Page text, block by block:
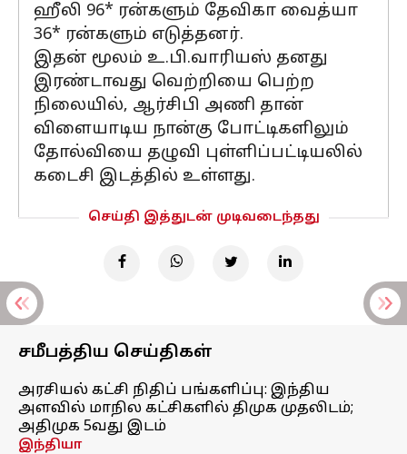
ஹீலி 96* ரன்களும் தேவிகா வைத்யா
36* ரன்களும் எடுத்தனர்.
இதன் மூலம் உ.பி.வாரியஸ் தனது
இரண்டாவது வெற்றியை பெற்ற
நிலையில், ஆர்சிபி அணி தான்
விளையாடிய நான்கு போட்டிகளிலும்
தோல்வியை தழுவி புள்ளிப்பட்டியலில்
கடைசி இடத்தில் உள்ளது.
செய்தி இத்துடன் முடிவடைந்தது
சமீபத்திய செய்திகள்
அரசியல் கட்சி நிதிப் பங்களிப்பு: இந்திய
அளவில் மாநில கட்சிகளில் திமுக முதலிடம்;
அதிமுக 5வது இடம்
இந்தியா